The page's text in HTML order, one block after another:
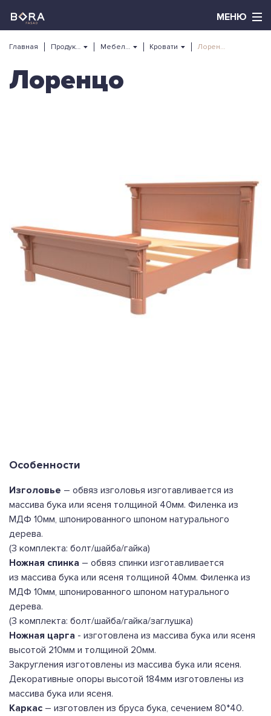
Главная Продукция Мебель из массива
Кровати Лоренцо
Лоренцо
Особенности
Изголовье – обвяз изголовья изготавливается из
массива бука или ясеня толщиной 40мм. Филенка из
МДФ 10мм, шпонированного шпоном натурального
дерева.
(3 комплекта: болт/шайба/гайка)
Ножная спинка – обвяз спинки изготавливается
из массива бука или ясеня толщиной 40мм. Филенка из
МДФ 10мм, шпонированного шпоном натурального
дерева.
(3 комплекта: болт/шайба/гайка/заглушка)
Ножная царга - изготовлена из массива бука или ясеня
высотой 210мм и толщиной 20мм.
Закругления изготовлены из массива бука или ясеня.
Декоративные опоры высотой 184мм изготовлены из
массива бука или ясеня.
Каркас – изготовлен из бруса бука, сечением 80*40.